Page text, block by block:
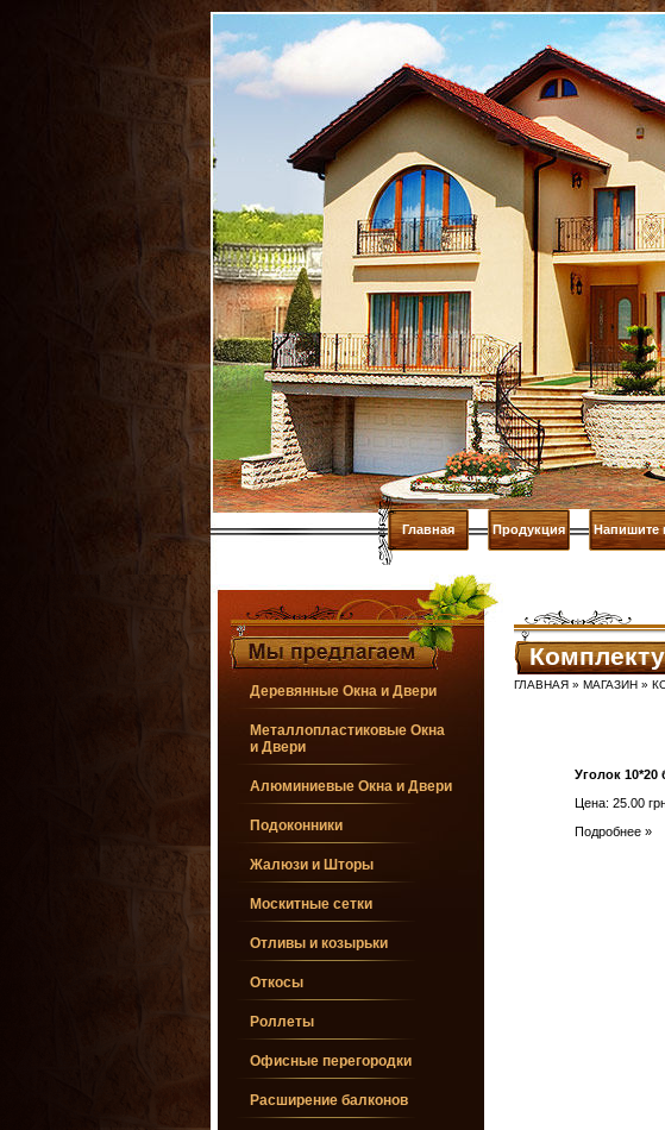
Главная Продукция Напишите
Деревянные Окна и Двери
Металлопластиковые Окна
и Двери
Алюминиевые Окна и Двери
Подоконники
Жалюзи и Шторы
Москитные сетки
Отливы и козырьки
Откосы
Роллеты
Офисные перегородки
Расширение балконов
ГЛАВНАЯ » МАГАЗИН »
Уголок 10*20
Цена: 25.00
Подробнее »